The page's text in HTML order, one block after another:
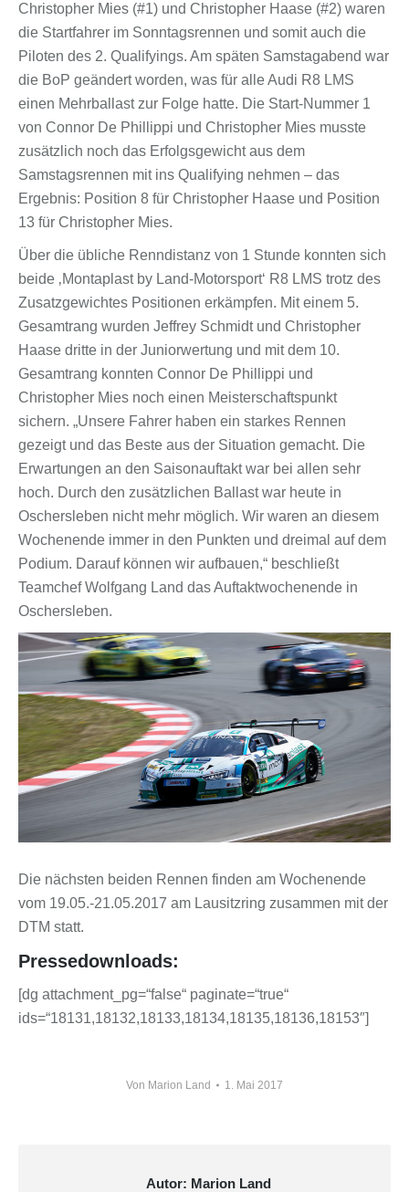
Christopher Mies (#1) und Christopher Haase (#2) waren
die Startfahrer im Sonntagsrennen und somit auch die
Piloten des 2. Qualifyings. Am späten Samstagabend war
die BoP geändert worden, was für alle Audi R8 LMS
einen Mehrballast zur Folge hatte. Die Start-Nummer 1
von Connor De Phillippi und Christopher Mies musste
zusätzlich noch das Erfolgsgewicht aus dem
Samstagsrennen mit ins Qualifying nehmen – das
Ergebnis: Position 8 für Christopher Haase und Position
13 für Christopher Mies.
Über die übliche Renndistanz von 1 Stunde konnten sich
beide ‚Montaplast by Land-Motorsport‘ R8 LMS trotz des
Zusatzgewichtes Positionen erkämpfen. Mit einem 5.
Gesamtrang wurden Jeffrey Schmidt und Christopher
Haase dritte in der Juniorwertung und mit dem 10.
Gesamtrang konnten Connor De Phillippi und
Christopher Mies noch einen Meisterschaftspunkt
sichern. „Unsere Fahrer haben ein starkes Rennen
gezeigt und das Beste aus der Situation gemacht. Die
Erwartungen an den Saisonauftakt war bei allen sehr
hoch. Durch den zusätzlichen Ballast war heute in
Oschersleben nicht mehr möglich. Wir waren an diesem
Wochenende immer in den Punkten und dreimal auf dem
Podium. Darauf können wir aufbauen,“ beschließt
Teamchef Wolfgang Land das Auftaktwochenende in
Oschersleben.
Die nächsten beiden Rennen finden am Wochenende
vom 19.05.-21.05.2017 am Lausitzring zusammen mit der
DTM statt.
Pressedownloads:
[dg attachment_pg=“false“ paginate=“true“
ids=“18131,18132,18133,18134,18135,18136,18153″]
Von Marion Land 1. Mai 2017
Autor: Marion Land